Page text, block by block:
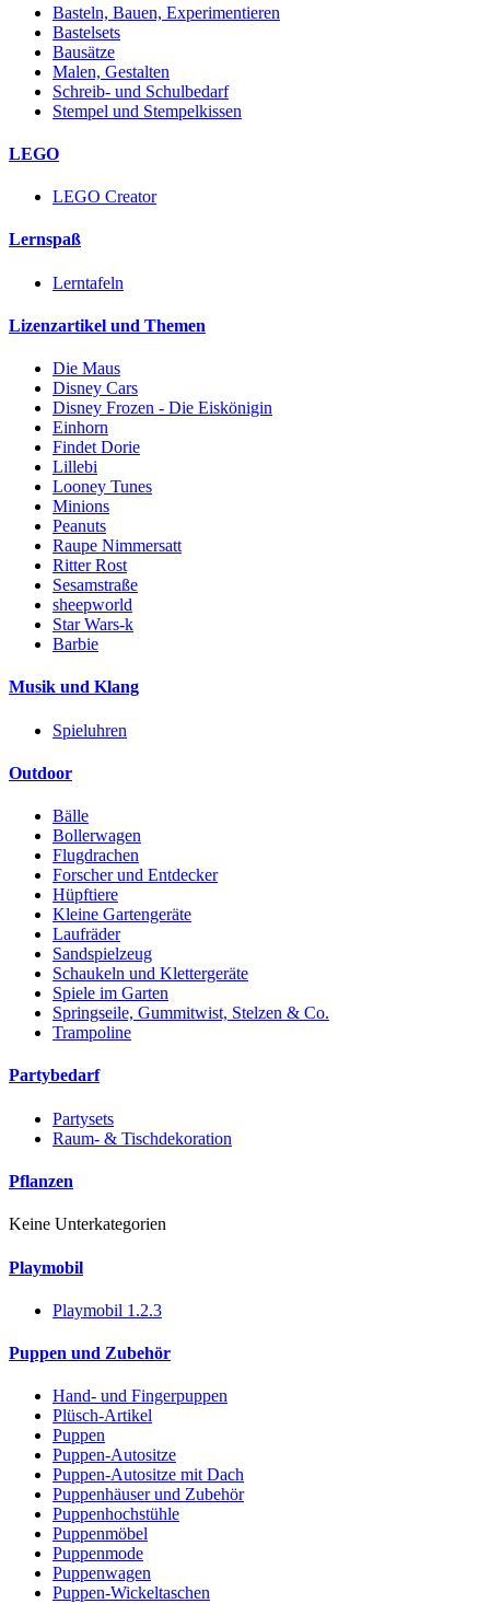
Basteln, Bauen, Experimentieren
Bastelsets
Bausätze
Malen, Gestalten
Schreib- und Schulbedarf
Stempel und Stempelkissen
LEGO
LEGO Creator
Lernspaß
Lerntafeln
Lizenzartikel und Themen
Die Maus
Disney Cars
Disney Frozen - Die Eiskönigin
Einhorn
Findet Dorie
Lillebi
Looney Tunes
Minions
Peanuts
Raupe Nimmersatt
Ritter Rost
Sesamstraße
sheepworld
Star Wars-k
Barbie
Musik und Klang
Spieluhren
Outdoor
Bälle
Bollerwagen
Flugdrachen
Forscher und Entdecker
Hüpftiere
Kleine Gartengeräte
Laufräder
Sandspielzeug
Schaukeln und Klettergeräte
Spiele im Garten
Springseile, Gummitwist, Stelzen & Co.
Trampoline
Partybedarf
Partysets
Raum- & Tischdekoration
Pflanzen
Keine Unterkategorien
Playmobil
Playmobil 1.2.3
Puppen und Zubehör
Hand- und Fingerpuppen
Plüsch-Artikel
Puppen
Puppen-Autositze
Puppen-Autositze mit Dach
Puppenhäuser und Zubehör
Puppenhochstühle
Puppenmöbel
Puppenmode
Puppenwagen
Puppen-Wickeltaschen